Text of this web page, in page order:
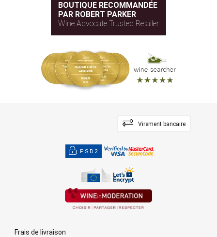
BOUTIQUE RECOMMANDÉE
PAR ROBERT PARKER
Wine Advocate Trusted Retailer
Virement bancaire
PSD2
Frais de livraison